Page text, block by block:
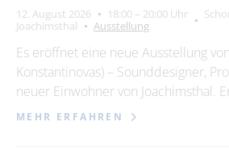
12. August 2026 18:00 – 20:00 Uhr
Joachimsthal
Ausstellung
Es eröffnet eine neue Ausstellung
Konstantinovas) – Sounddesigner,
neuer Einwohner von Joachimsthal.
MEHR ERFAHREN